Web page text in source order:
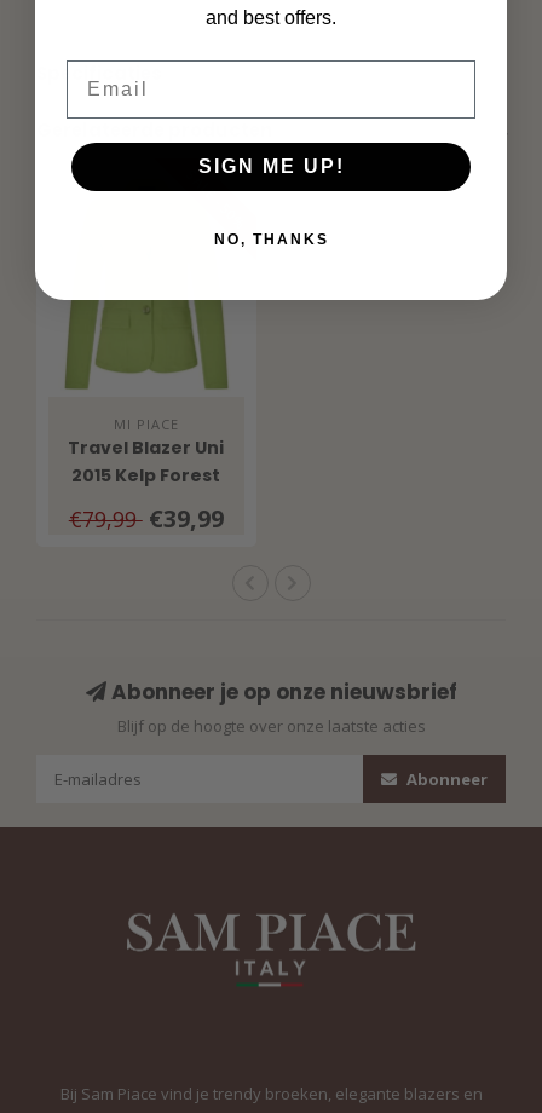
SALE -50%
MI PIACE
Travel Blazer Uni
2015 Kelp Forest
€79,99 €39,99
Abonneer je op onze nieuwsbrief
Blijf op de hoogte over onze laatste acties
Abonneer
Bij Sam Piace vind je trendy broeken, elegante blazers en
and best offers.
SIGN ME UP!
NO, THANKS